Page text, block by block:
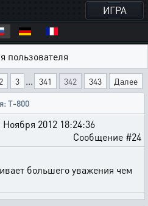
ИГРА
пользователя
2 3 ... 341 342 343
Далее
T-800
Ноября 2012 18:24:36
Сообщение #24
большего уважения чем